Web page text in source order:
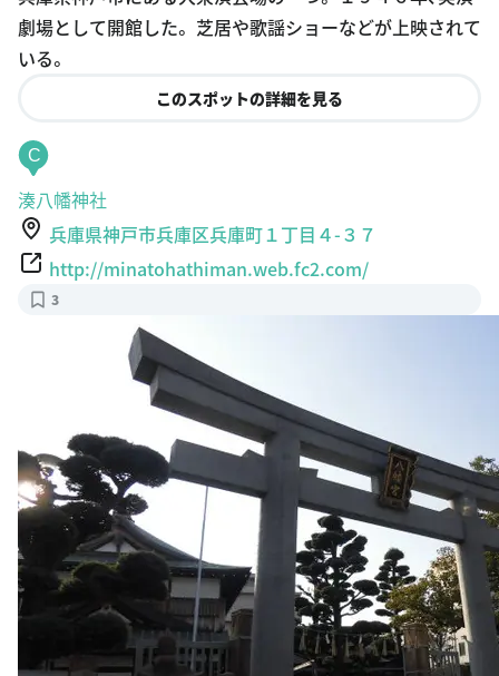
劇場として開館した。 芝居や歌謡ショーなどが上映されて
いる。
このスポットの詳細を見る
C
湊八幡神社
兵庫県神戸市兵庫区兵庫町１丁目４-３７
http://minatohathiman.web.fc2.com/
3